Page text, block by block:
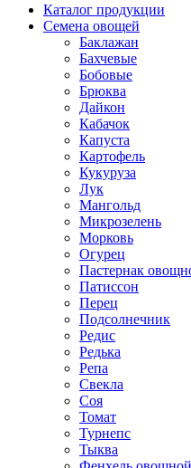
Каталог продукции
Семена овощей
Баклажан
Бахчевые
Бобовые
Брюква
Дайкон
Кабачок
Капуста
Картофель
Кукуруза
Лук
Мангольд
Микрозелень
Морковь
Огурец
Пастернак
Патиссон
Перец
Подсолнечник
Редис
Редька
Репа
Свекла
Соя
Томат
Турнепс
Тыква